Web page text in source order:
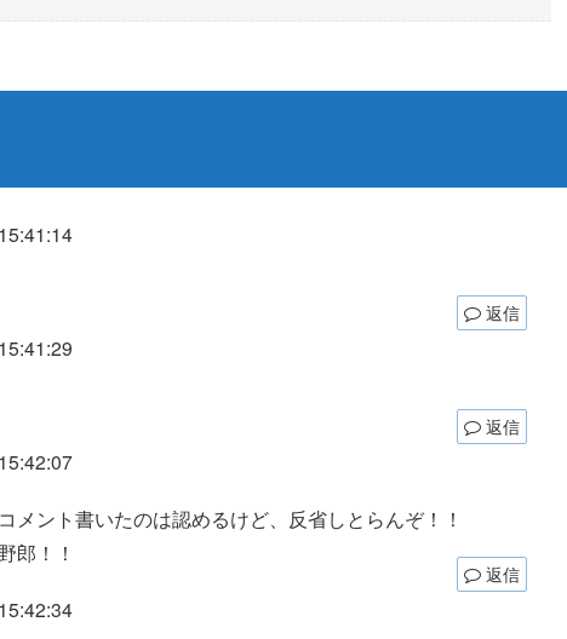
返信
返信
ント書いたのは認めるけど、反省しとらんぞ！！
郎！！
返信